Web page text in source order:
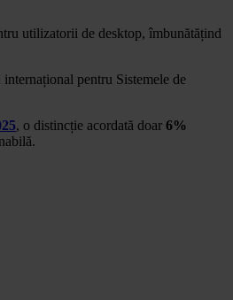
utilizatorii de desktop, îmbunătățind
pentru Sistemele de
, o distincție acordată doar 6%